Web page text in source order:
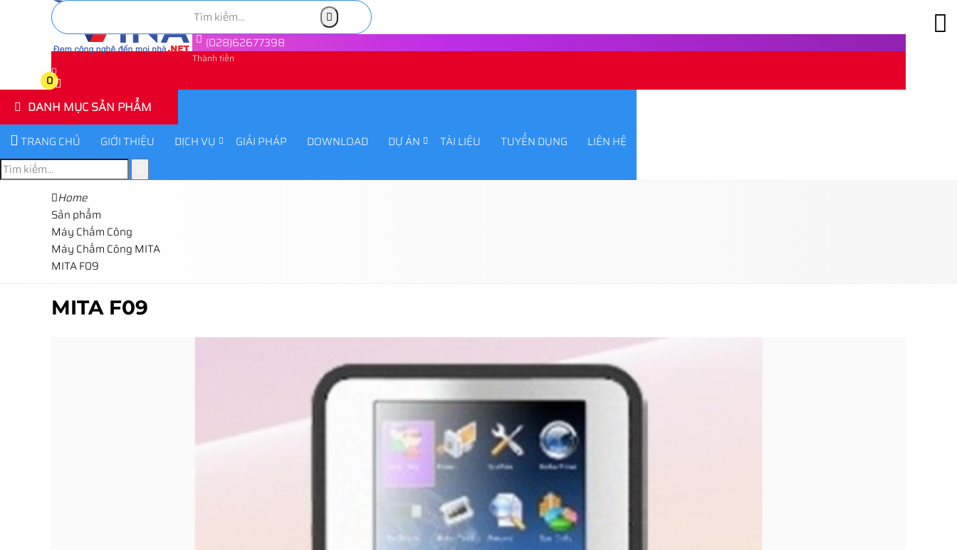
(028)62677398
Thành tiền
0
0
DANH MỤC SẢN PHẨM
TRANG CHỦ GIỚI THIỆU DỊCH VỤ GIẢI PHÁP DOWNLOAD DỰ ÁN TÀI LIỆU TUYỂN DỤNG LIÊN HỆ
Home
Sản phẩm
Máy Chấm Công
Máy Chấm Công MITA
MITA F09
MITA F09